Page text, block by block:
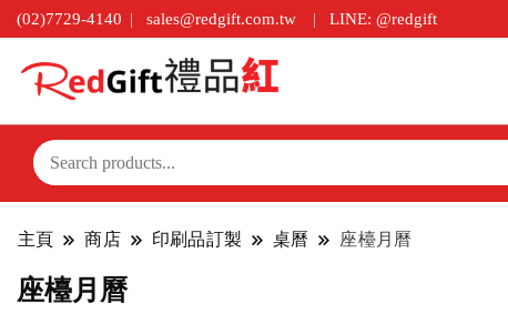
(02)7729-4140 sales@redgift.com.tw LINE: @redgift
主頁 商店 印刷品訂製 桌曆 座檯月曆
座檯月曆